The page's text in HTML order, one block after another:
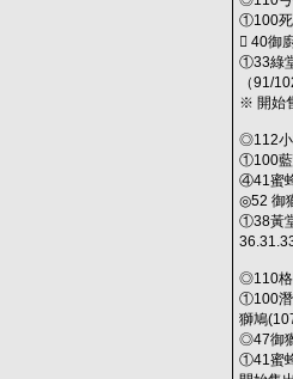
①100死
 40御
①33綠
（91/
※ 開始
◎112小
①100藍
④41蜜
◎52 御
①38黃
◎110格
①100潛
獅鳩
◎47御
①41蜜